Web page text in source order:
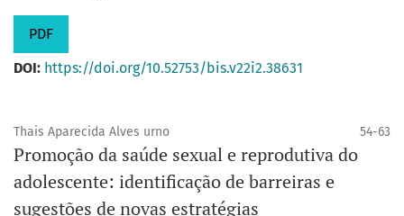
PDF
DOI: https://doi.org/10.52753/bis.v22i2.38631
Thais Aparecida Alves urno 54-63
Promoção da saúde sexual e reprodutiva do
adolescente: identificação de barreiras e
sugestões de novas estratégias